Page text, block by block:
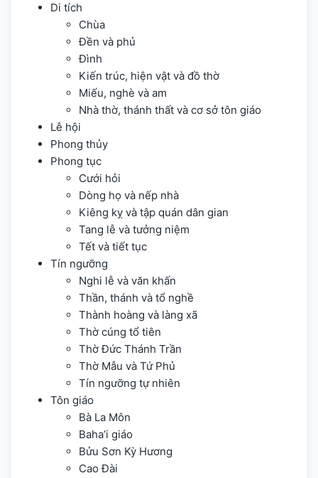
Di tích
Chùa
Đền và phủ
Đình
Kiến trúc, hiện vật và đồ thờ
Miếu, nghè và am
Nhà thờ, thánh thất và cơ sở tôn giáo
Lễ hội
Phong thủy
Phong tục
Cưới hỏi
Dòng họ và nếp nhà
Kiêng kỵ và tập quán dân gian
Tang lễ và tưởng niệm
Tết và tiết tục
Tín ngưỡng
Nghi lễ và văn khấn
Thần, thánh và tổ nghề
Thành hoàng và làng xã
Thờ cúng tổ tiên
Thờ Đức Thánh Trần
Thờ Mẫu và Tứ Phủ
Tín ngưỡng tự nhiên
Tôn giáo
Bà La Môn
Baha’i giáo
Bửu Sơn Kỳ Hương
Cao Đài